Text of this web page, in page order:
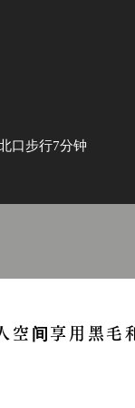
口步行7分钟
间享用黑毛